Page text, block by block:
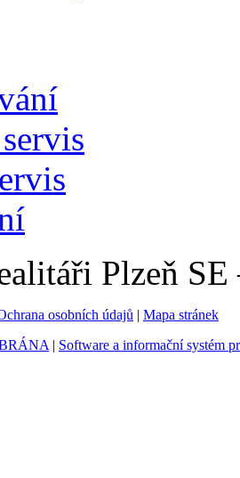
Plzeň SE
osobních údajů | Mapa stránek
| Software a informační systém